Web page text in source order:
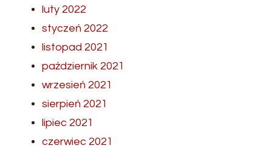
luty 2022
styczeń 2022
listopad 2021
październik 2021
wrzesień 2021
sierpień 2021
lipiec 2021
czerwiec 2021